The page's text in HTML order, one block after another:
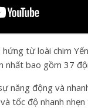
từ loài chim
nhất bao gồm 37
năng động và
tốc độ nhanh